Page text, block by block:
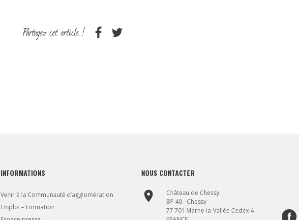
INFORMATIONS
Venir à la Communauté d’agglomération
Emploi – Formation
NOUS CONTACTER
place
Château de Chessy
BP 40 - Chessy
77 701 Marne-la-Vallée Cedex 4